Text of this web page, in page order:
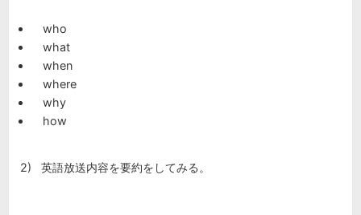
who
what
when
where
why
how
2) 英語放送内容を要約をしてみる。